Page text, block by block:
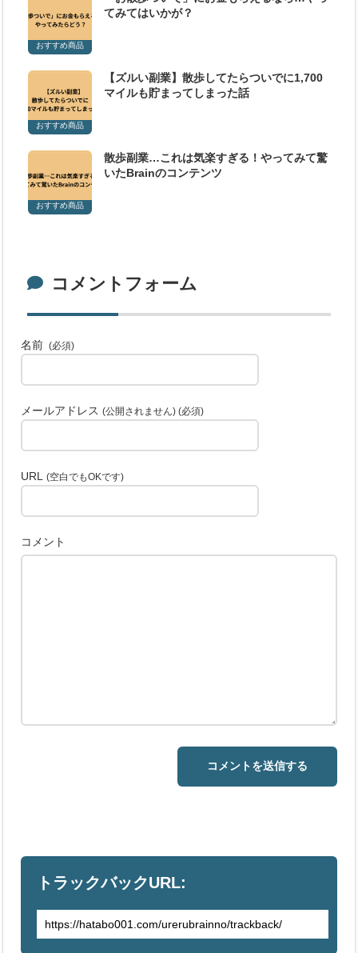
おすすめ商品
てみてはいかが？
おすすめ商品
【ズルい副業】散歩してたらついでに1,700
マイルも貯まってしまった話
おすすめ商品
散歩副業…これは気楽すぎる！やってみて驚
いたBrainのコンテンツ
コメントフォーム
名前 (必須)
メールアドレス(公開されません) (必須)
URL(空白でもOKです)
コメント
トラックバックURL: